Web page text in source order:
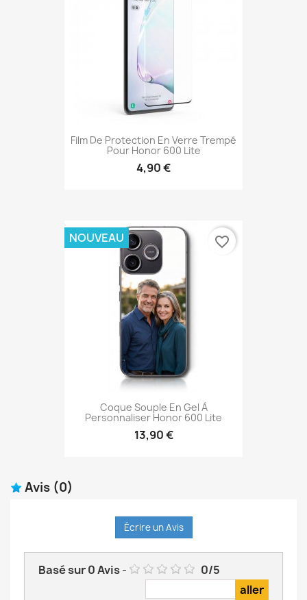
Film De Protection En Verre Trempé
Pour Honor 600 Lite
4,90 €
Coque Souple En Gel À
Personnaliser Honor 600 Lite
13,90 €
NOUVEAU favorite_border
Avis (0)
Écrire un Avis
Basé sur0Avis- 0/5